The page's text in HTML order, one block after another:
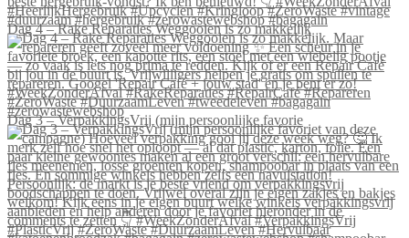
Dag 4 – Rake Reparaties Weggooien is zo makkelijk
Dag 3 – VerpakkingsVrij (mijn persoonlijke favorie